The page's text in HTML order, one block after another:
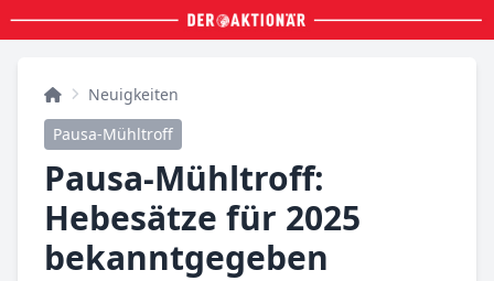
Neuigkeiten
Pausa-Mühltroff
Pausa-Mühltroff:
Hebesätze für 2025
bekanntgegeben